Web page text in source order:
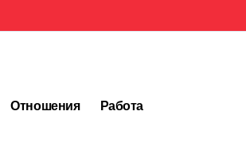
Отношения Работа